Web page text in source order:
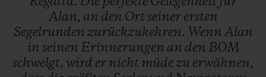
Alan, an den Ort seiner ersten
Segelrunden zurückzukehren. Wenn Alan
in seinen Erinnerungen an den BOM
schwelgt, wird er nicht müdezu erwähnen,